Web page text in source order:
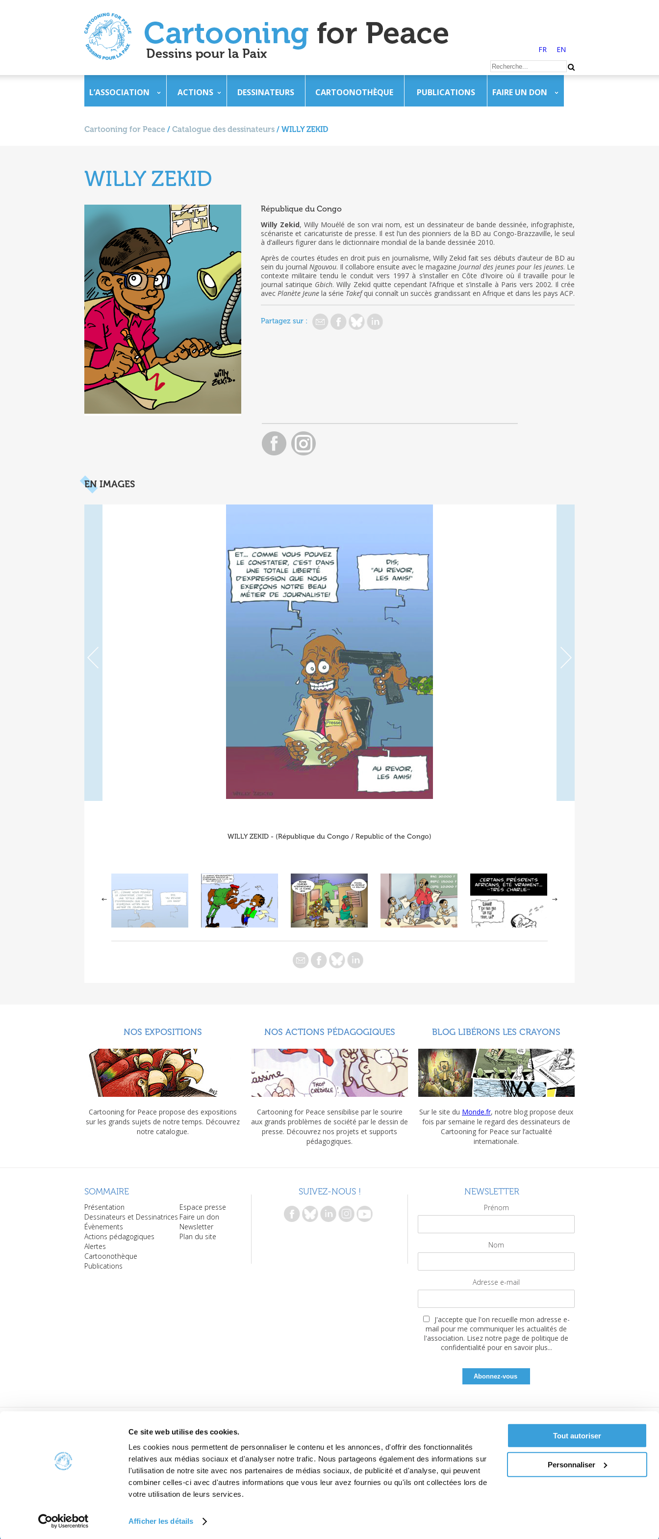
Ce site web utilise des cookies.
Les cookies nous permettent de personnaliser le contenu et les annonces, d'offrir des fonctionnalités
relatives aux médias sociaux et d'analyser notre trafic. Nous partageons également des informations sur
l'utilisation de notre site avec nos partenaires de médias sociaux, de publicité et d'analyse, qui peuvent
combiner celles-ci avec d'autres informations que vous leur avez fournies ou qu'ils ont collectées lors de
votre utilisation de leurs services.
Afficher les détails
Tout autoriser
Personnaliser
FR EN
L’ASSOCIATION ACTIONS DESSINATEURS CARTOONOTHÈQUE PUBLICATIONS FAIRE UN DON
Cartooning for Peace / Catalogue des dessinateurs / WILLY ZEKID
WILLY ZEKID
République du Congo
Willy Zekid, Willy Mouélé de son vrai nom, est un dessinateur de bande dessinée, infographiste,
scénariste et caricaturiste de presse. Il est l’un des pionniers de la BD au Congo-Brazzaville, le seul
à d’ailleurs figurer dans le dictionnaire mondial de la bande dessinée 2010.
Après de courtes études en droit puis en journalisme, Willy Zekid fait ses débuts d’auteur de BD au
sein du journal Ngouvou. Il collabore ensuite avec le magazine Journal des jeunes pour les jeunes. Le
contexte militaire tendu le conduit vers 1997 à s’installer en Côte d’Ivoire où il travaille pour le
journal satirique Gbich. Willy Zekid quitte cependant l’Afrique et s’installe à Paris vers 2002. Il crée
avec Planète Jeune la série Takefqui connaît un succès grandissant en Afrique et dans les pays ACP.
Partagez sur :
EN IMAGES
WILLY ZEKID - (République du Congo / Republic of the Congo)
NOS EXPOSITIONS
Cartooning for Peace propose des expositions
sur les grands sujets de notre temps. Découvrez
notre catalogue.
NOS ACTIONS PÉDAGOGIQUES
Cartooning for Peace sensibilise par le sourire
aux grands problèmes de société par le dessin de
presse. Découvrez nos projets et supports
pédagogiques.
BLOG LIBÉRONS LES CRAYONS
Sur le site du Monde.fr, notre blog propose deux
fois par semaine le regard des dessinateurs de
Cartooning for Peace sur l’actualité
internationale.
SOMMAIRE
Présentation
Dessinateurs et Dessinatrices
Évènements
Actions pédagogiques
Alertes
Cartoonothèque
Publications
Espace presse
Faire un don
Newsletter
Plan du site
SUIVEZ-NOUS ! NEWSLETTER
Prénom
Nom
Adresse e-mail
J'accepte que l'on recueille mon adresse e-
mail pour me communiquer les actualités de
l'association. Lisez notre page de politique de
confidentialité pour en savoir plus...
Site réalisé avec le soutien de la MGEN, Mutuelle Santé Prévoyance
2006 - 2026 Cartooning for Peace -